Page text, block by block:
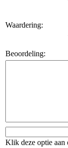
Waardering:
Beoordeling:
Klik deze optie aan